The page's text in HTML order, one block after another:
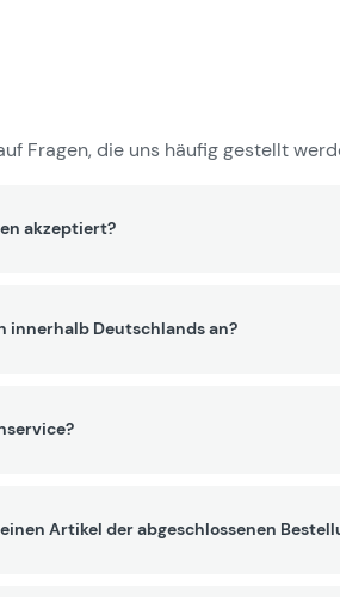
Fragen, die uns häufig gestellt
akzeptiert?
innerhalb Deutschlands an?
Artikel der abgeschlossenen